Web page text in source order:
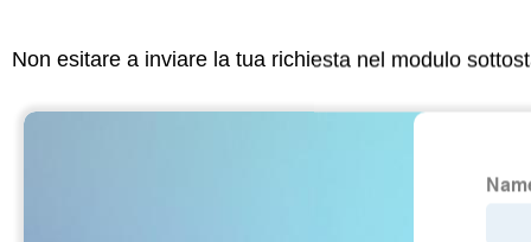
Non esitare a inviare la tua richiesta nel modulo